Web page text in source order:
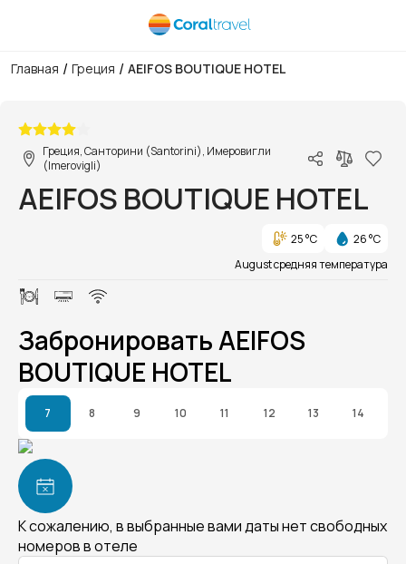
Главная / Греция / AEIFOS BOUTIQUE HOTEL
Греция, Санторини (Santorini), Имеровигли
(Imerovigli)
AEIFOS BOUTIQUE HOTEL
25 °C
26 °C
August средняя температура
Забронировать AEIFOS
BOUTIQUE HOTEL
7 8 9 10 11 12 13 14
К сожалению, в выбранные вами даты нет свободных
номеров в отеле